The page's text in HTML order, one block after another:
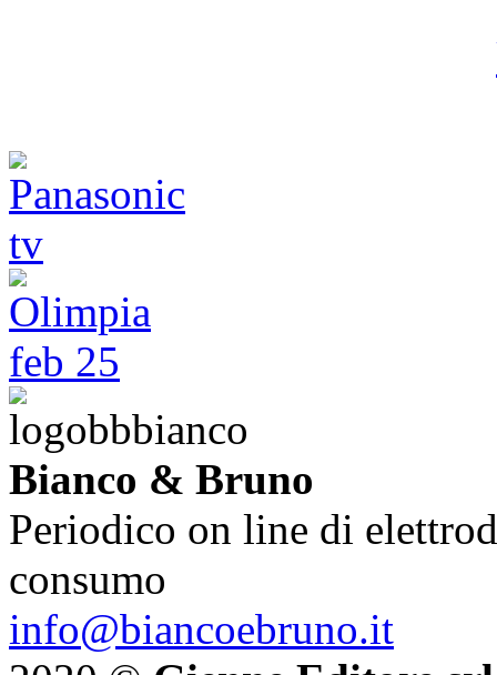
Bianco & Bruno
Periodico on line di
consumo
info@biancoebruno.it